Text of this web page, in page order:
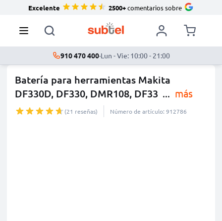
Excelente 2500+comentarios sobre
910 470 400·Lun - Vie: 10:00 - 21:00
Batería para herramientas Makita
DF330D, DF330, DMR108, DF33 ... más
(21 reseñas) Número de artículo: 912786